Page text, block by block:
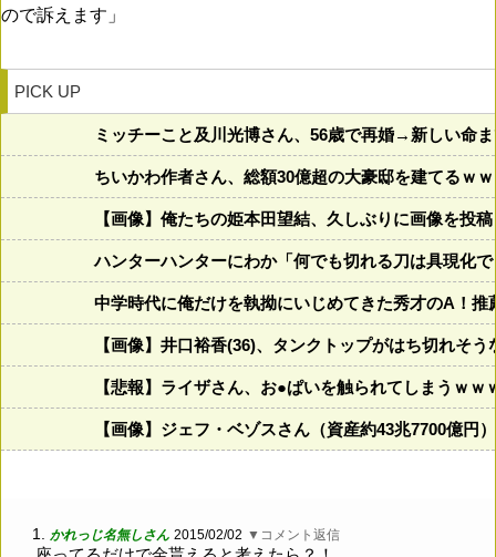
ので訴えます」
PICK UP
ミッチーこと及川光博さん、56歳で再婚→新しい命
ちいかわ作者さん、総額30億超の大豪邸を建てるｗ
【画像】俺たちの姫本田望結、久しぶりに画像を
ハンターハンターにわか「何でも切れる刀は具現化
中学時代に俺だけを執拗にいじめてきた秀才のA！
【画像】井口裕香(36)、タンクトップがはち切れそ
【悲報】ライザさん、お●ぱいを触られてしまうｗｗ
【画像】ジェフ・ベゾスさん（資産約43兆7700億円
1. かれっじ名無しさん 2015/02/02 ▼コメント返信